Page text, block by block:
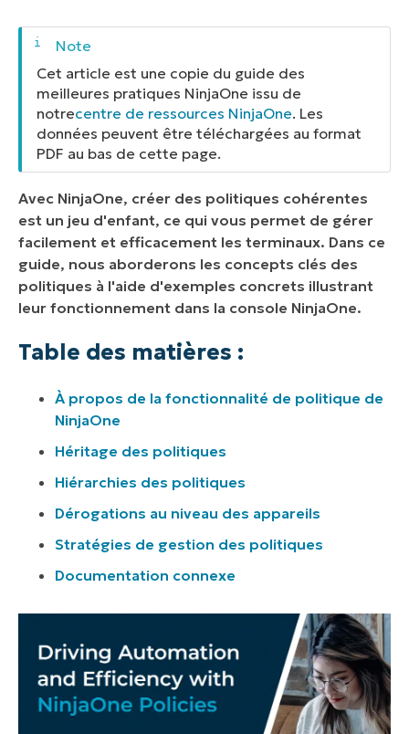
À propos de la fonctionnalité de politique de
NinjaOne :
Héritage des politiques :
Hiérarchies de politiques :
Remplacement des appareils :
Stratégies de gestion des politiques :
Documentation connexe :
Cet article est une copie du guide des
meilleures pratiques NinjaOne issu de
notrecentre de ressources NinjaOne. Les
données peuvent être téléchargées au format
PDF au bas de cette page.
Avec NinjaOne, créer des politiques cohérentes
est un jeu d'enfant, ce qui vous permet de gérer
facilement et efficacement les terminaux. Dans ce
guide, nous aborderons les concepts clés des
politiques à l'aide d'exemples concrets illustrant
leur fonctionnement dans la console NinjaOne.
Table des matières :
À propos de la fonctionnalité de politique de
NinjaOne
Héritage des politiques
Hiérarchies des politiques
Dérogations au niveau des appareils
Stratégies de gestion des politiques
Documentation connexe